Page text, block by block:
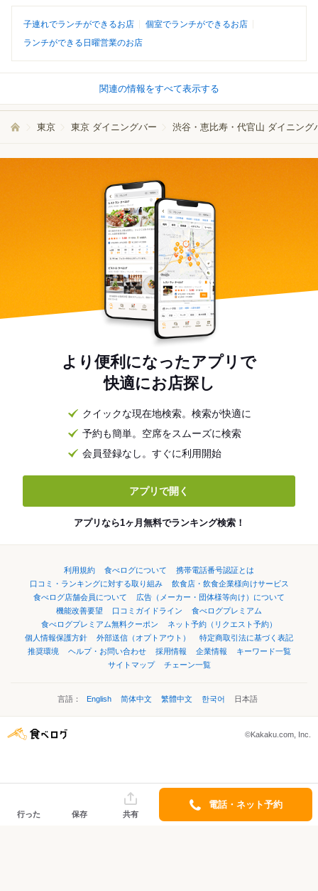
子連れでランチができるお店
個室でランチができるお店
ランチができる日曜営業のお店
関連の情報をすべて表示する
東京 東京 ダイニングバー 渋谷・恵比寿・代官山 ダイニング
より便利になったアプリで
快適にお店探し
クイックな現在地検索。検索が快適に
予約も簡単。空席をスムーズに検索
会員登録なし。すぐに利用開始
アプリで開く
アプリなら1ヶ月無料でランキング検索！
利用規約 食べログについて
携帯電話番号認証とは
口コミ・ランキングに対する取り組み
飲食店・飲食企業様向けサービス
食べログ店舗会員について
広告（メーカー・団体様等向け）について
機能改善要望
口コミガイドライン
食べログプレミアム
食べログプレミアム無料クーポン
ネット予約（リクエスト予約）
個人情報保護方針
外部送信（オプトアウト）
特定商取引法に基づく表記
推奨環境
ヘルプ・お問い合わせ 採用情報 企業情報
キーワード一覧
サイトマップ
チェーン一覧
言語： English 简体中文 繁體中文 한국어 日本語
©Kakaku.com, Inc.
行った 保存 共有
電話・ネット予約